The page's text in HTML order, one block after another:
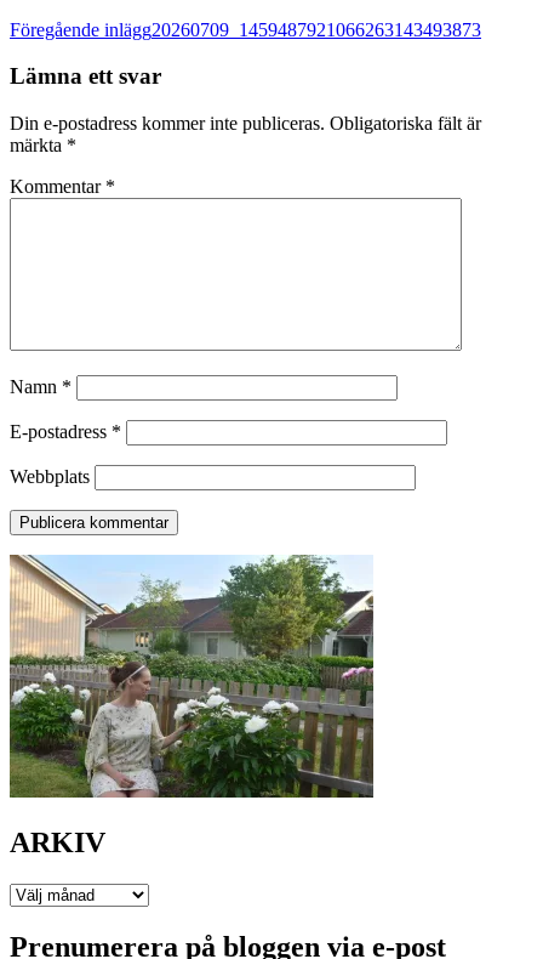
Inläggsnavigering
Föregående inlägg20260709_1459487921066263143493873
Lämna ett svar
Din e-postadress kommer inte publiceras. Obligatoriska fält är
märkta *
Kommentar *
Namn *
E-postadress *
Webbplats
ARKIV
ARKIV
Prenumerera på bloggen via e-post